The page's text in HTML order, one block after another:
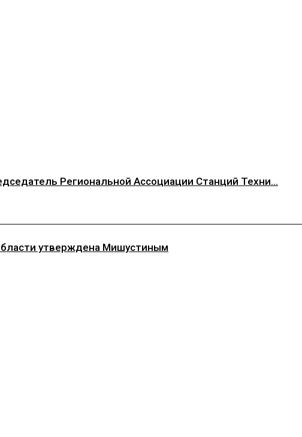
Региональной Ассоциации Станций Техни...
утверждена Мишустиным